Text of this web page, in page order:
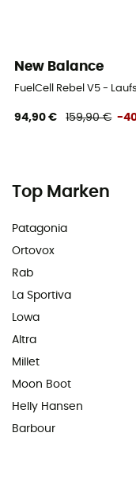
New Balance
FuelCell Rebel V5 -
94,90 € 159,90 € -
Top Marken
Patagonia
Ortovox
Rab
La Sportiva
Lowa
Altra
Millet
Moon Boot
Helly Hansen
Barbour